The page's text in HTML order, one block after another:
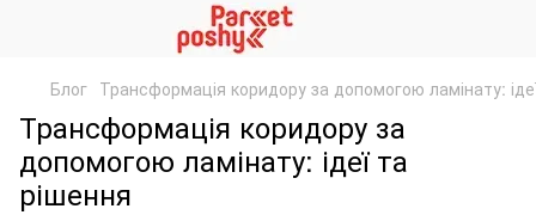
Блог Трансформація коридору за допомогою ламінату:
Трансформація коридору за
допомогою ламінату: ідеї та
рішення